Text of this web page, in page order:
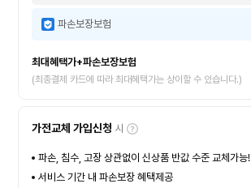
파손보장보험
최대혜택가+파손보장보험
(최종결제 카드에 따라 최대혜택가는 상이할 수 있습니다.)
가전교체 가입신청 시
파손, 침수, 고장 상관없이 신상품 반값 수준 교체가능!
서비스 기간 내 파손보장 혜택제공